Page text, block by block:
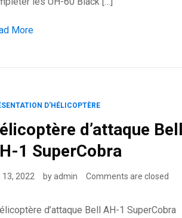
Model 360 Invictus: L’hélicoptère
More
D'HÉLICOPTÈRE
d’attaque Bell
1 SuperCobra
13, 2022 byadmin Comments are closed
d’attaque Bell AH-1 SuperCobra